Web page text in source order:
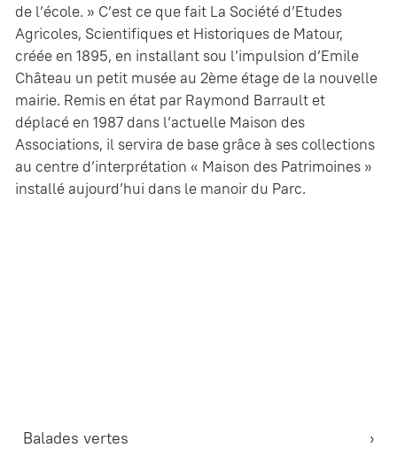
Balades vertes
de l’école. » C’est ce que fait La Société d’Etudes
Agricoles, Scientifiques et Historiques de Matour,
créée en 1895, en installant sou l’impulsion d’Emile
Château un petit musée au 2ème étage de la nouvelle
mairie. Remis en état par Raymond Barrault et
déplacé en 1987 dans l’actuelle Maison des
Associations, il servira de base grâce à ses collections
au centre d’interprétation « Maison des Patrimoines »
installé aujourd’hui dans le manoir du Parc.